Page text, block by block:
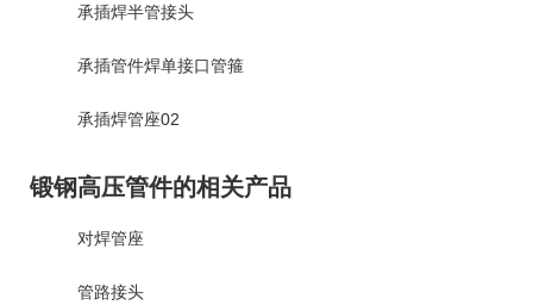
承插焊半管接头
承插管件焊单接口管箍
承插焊管座02
锻钢高压管件的相关产品
对焊管座
管路接头